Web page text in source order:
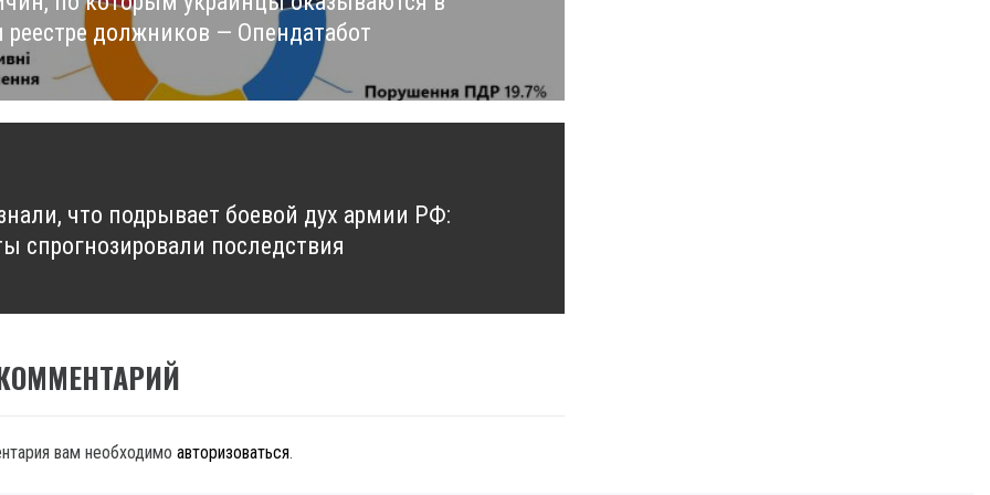
должников — Опендатабот
что подрывает боевой дух армии РФ:
спрогнозировали последствия
вам необходимо авторизоваться.